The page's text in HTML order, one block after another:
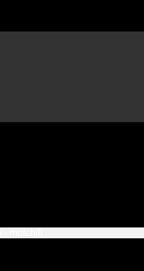
Thuyết Minh